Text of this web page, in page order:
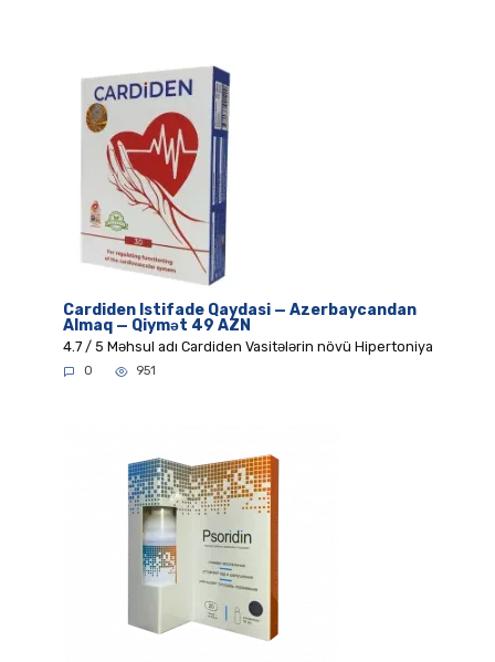
Cardiden Istifade Qaydasi — Azerbaycandan
Almaq — Qiymət 49 AZN
4.7 / 5 Məhsul adı Cardiden Vasitələrin növü Hipertoniya
0 951